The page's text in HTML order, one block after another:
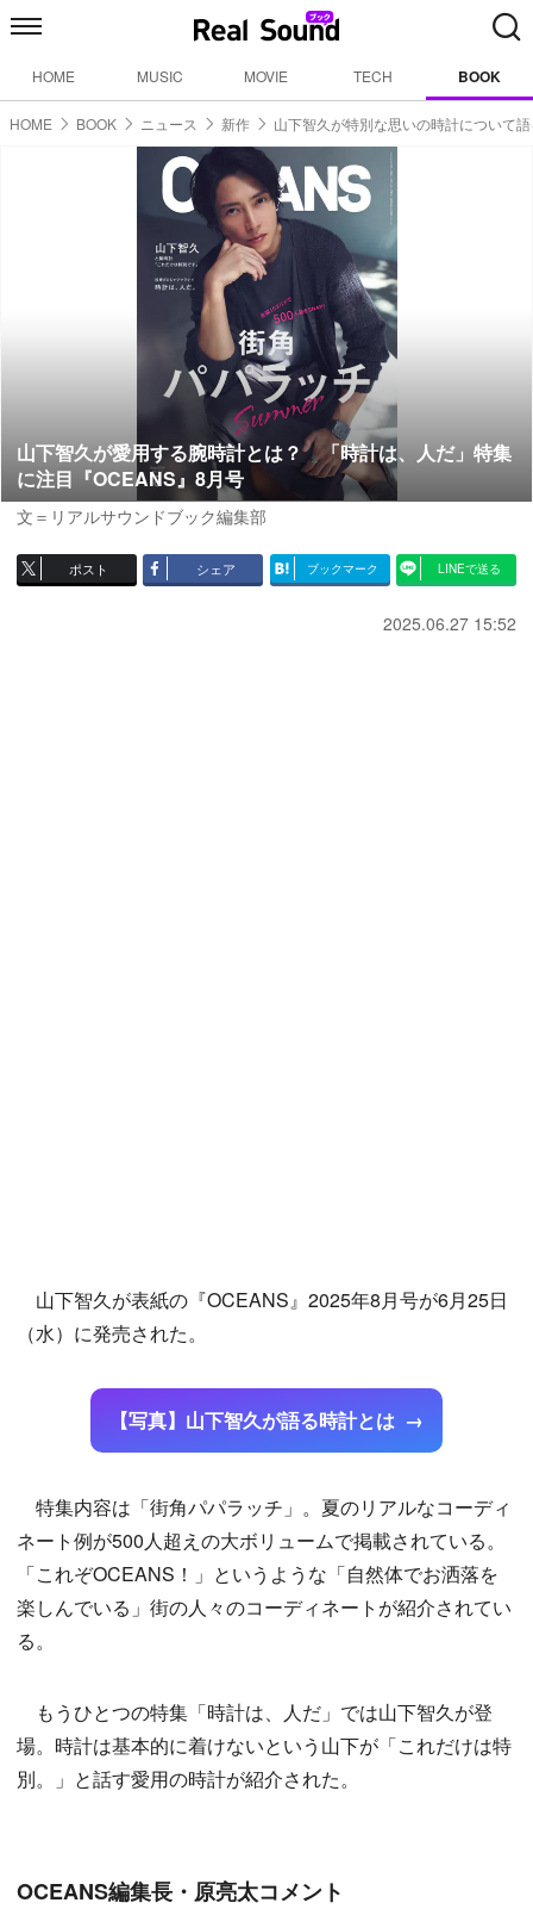
HOME MUSIC MOVIE TECH BOOK
HOME BOOK ニュース 新作 山下智久が特別な思いの時計について
山下智久が愛用する腕時計とは？ 「時計は、人だ」特集
に注目『OCEANS』8月号
文＝リアルサウンドブック編集部
ポスト シェア ブックマーク LINEで送る
2025.06.27 15:52
山下智久が表紙の『OCEANS』2025年8月号が6月25日
（水）に発売された。
【写真】山下智久が語る時計とは
特集内容は「街角パパラッチ」。夏のリアルなコーディ
ネート例が500人超えの大ボリュームで掲載されている。
「これぞOCEANS！」というような「自然体でお洒落を
楽しんでいる」街の人々のコーディネートが紹介されてい
る。
もうひとつの特集「時計は、人だ」では山下智久が登
場。時計は基本的に着けないという山下が「これだけは特
別。」と話す愛用の時計が紹介された。
OCEANS編集長・原亮太コメント